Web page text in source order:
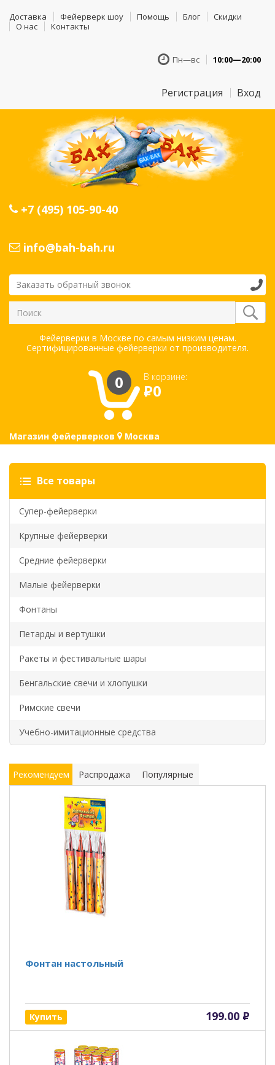
Доставка Фейерверк шоу Помощь Блог
Скидки
О нас
Контакты
Пн—вс 10:00—20:00
Регистрация Вход
+7 (495) 105-90-40
info@bah-bah.ru
Заказать обратный звонок
Фейерверки в Москве по самым низким ценам.
Сертифицированные фейерверки от производителя.
0 В корзине:
Р0
Магазин фейерверков Москва
Все товары
Супер-фейерверки
Крупные фейерверки
Средние фейерверки
Малые фейерверки
Фонтаны
Петарды и вертушки
Ракеты и фестивальные шары
Бенгальские свечи и хлопушки
Римские свечи
Учебно-имитационные средства
Рекомендуем Распродажа Популярные
Фонтан настольный
Купить 199.00 Р